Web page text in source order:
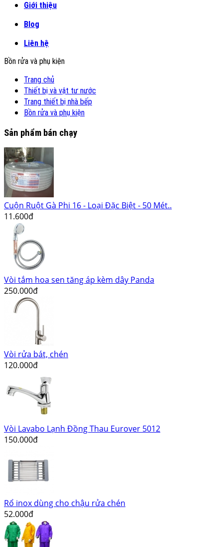
Giới thiệu
Blog
Liên hệ
Bồn rửa và phụ kiện
Trang chủ
Thiết bị và vật tư nước
Trang thiết bị nhà bếp
Bồn rửa và phụ kiện
Sản phẩm bán chạy
Cuộn Ruột Gà Phi 16 - Loại Đặc Biệt - 50 Mét..
11.600đ
Vòi tắm hoa sen tăng áp kèm dây Panda
250.000đ
Vòi rửa bát, chén
120.000đ
Vòi Lavabo Lạnh Đồng Thau Eurover 5012
150.000đ
Rổ inox dùng cho chậu rửa chén
52.000đ